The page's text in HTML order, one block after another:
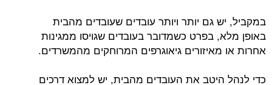
במקביל, יש גם יותר ויותר עובדים שעובדים מהבית
באופן מלא, בפרט כשמדובר בעובדים שגויסו ממגינות
אחרות או מאיזורים גיאוגרפים המרוחקים מהמשרדים.
כדי לנהל היטב את העובדים מהבית, יש למצוא דרכים